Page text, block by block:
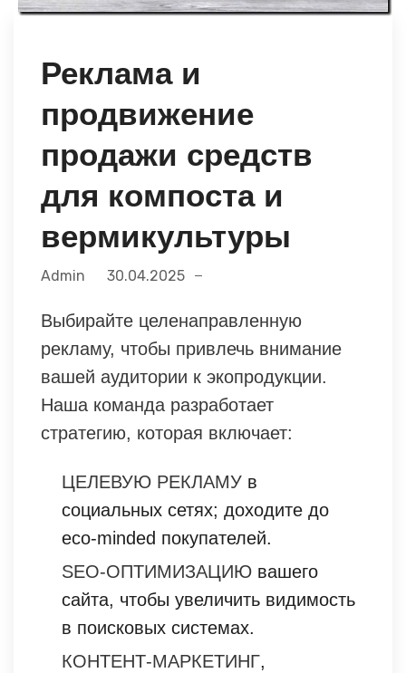
Реклама и
продвижение
продажи средств
для компоста и
вермикультуры
Admin 30.04.2025
Выбирайте целенаправленную
рекламу, чтобы привлечь внимание
вашей аудитории к экопродукции.
Наша команда разработает
стратегию, которая включает:
ЦЕЛЕВУЮ РЕКЛАМУ в
социальных сетях; доходите до
eco-minded покупателей.
SEO-ОПТИМИЗАЦИЮ вашего
сайта, чтобы увеличить видимость
в поисковых системах.
КОНТЕНТ-МАРКЕТИНГ,